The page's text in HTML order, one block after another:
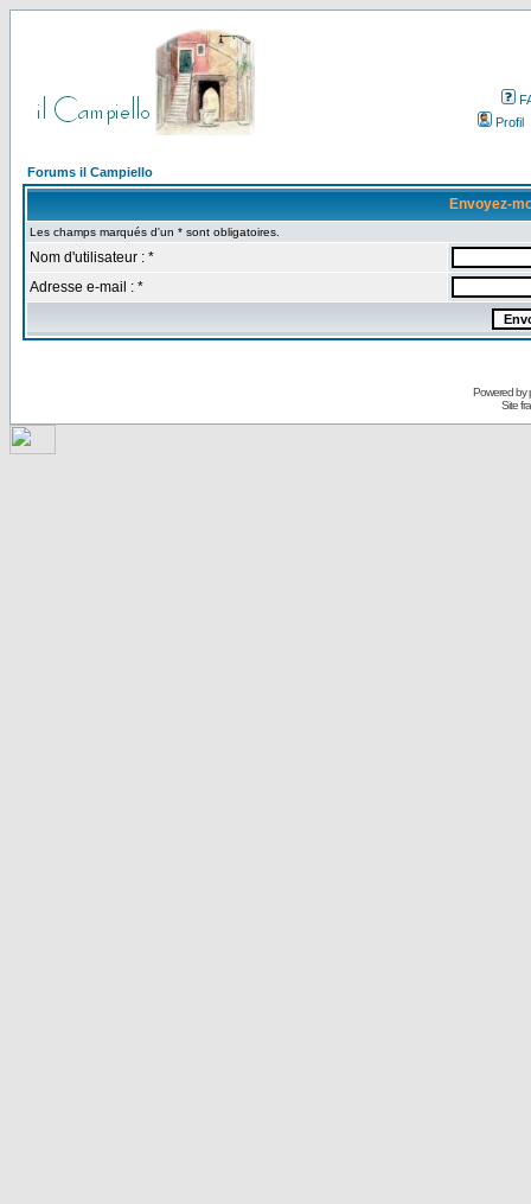
Profil
Forums il Campiello
Envoyez-
Les champs marqués d'un * sont obligatoires.
Nom d'utilisateur : *
Adresse e-mail : *
Powered by
Site